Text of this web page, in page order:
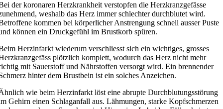
der koronaren Herzkrankheit verstopfen die Herzkranzgefässe
weshalb das Herz immer schlechter durchblutet wird.
kommen bei körperlicher Anstrengung schnell ausser Puste
können ein Druckgefühl im Brustkorb spüren.
Herzinfarkt wiederum verschliesst sich ein wichtiges, grosses
plötzlich komplett, wodurch das Herz nicht mehr
mit Sauerstoff und Nährstoffen versorgt wird. Ein brennender
hinter dem Brustbein ist ein solches Anzeichen.
wie beim Herzinfarkt löst eine abrupte Durchblutungsstörung
Gehirn einen Schlaganfall aus. Lähmungen, starke Kopfschmerzen